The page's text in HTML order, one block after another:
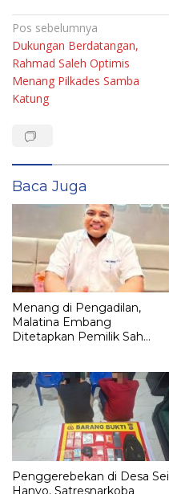
Navigasi
pos
Pos sebelumnya
Dukungan Berdatangan,
Rahmad Saleh Optimis
Menang Pilkades Samba
Katung
Baca Juga
Menang di Pengadilan,
Malatina Embang
Ditetapkan Pemilik Sah
Penggerebekan di Desa Sei
Hanyo, Satresnarkoba